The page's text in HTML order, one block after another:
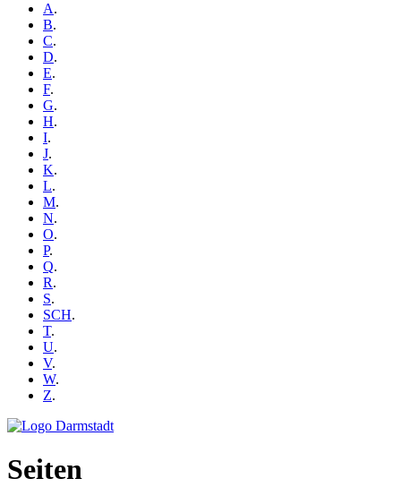
A.
B.
C.
D.
E.
F.
G.
H.
I.
J.
K.
L.
M.
N.
O.
P.
Q.
R.
S.
SCH.
T.
U.
V.
W.
Z.
Seiten